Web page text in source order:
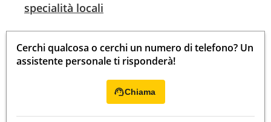
specialità locali
Cerchi qualcosa o cerchi un numero di telefono? Un
assistente personale ti risponderà!
Chiama